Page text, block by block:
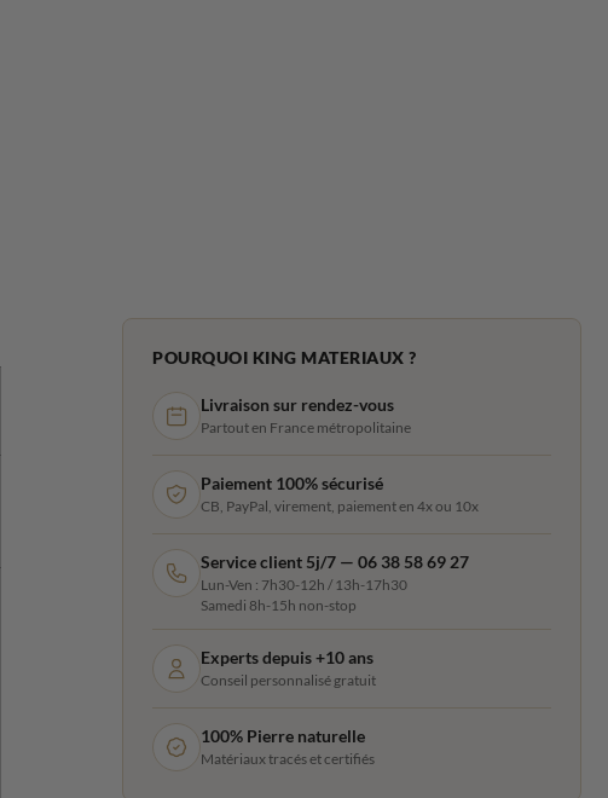
POURQUOI KING MATERIAUX ?
Livraison sur rendez-vous
Partout en France métropolitaine
Paiement 100% sécurisé
CB, PayPal, virement, paiement en 4x ou 10x
Service client 5j/7 — 06 38 58 69 27
Lun-Ven : 7h30-12h / 13h-17h30
Samedi 8h-15h non-stop
Experts depuis +10 ans
Conseil personnalisé gratuit
100% Pierre naturelle
Matériaux tracés et certifiés